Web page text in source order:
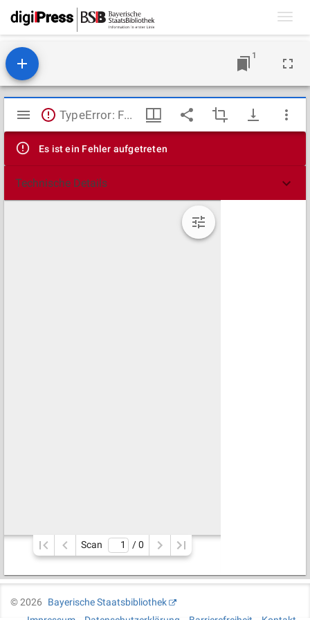
1
Mirador
Viewer
TypeError: Failed to fetch
Es ist ein Fehler aufgetreten
Technische Details
Scan / 0
©2026
Bayerische Staatsbibliothek